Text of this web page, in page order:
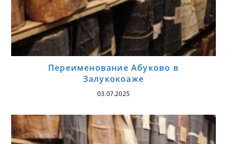
Переименование Абуково в
Залукокоаже
03.07.2025